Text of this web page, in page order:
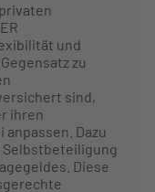
und
zu
sind,
ihren
Dazu
Selbstbeteiligung
Diese